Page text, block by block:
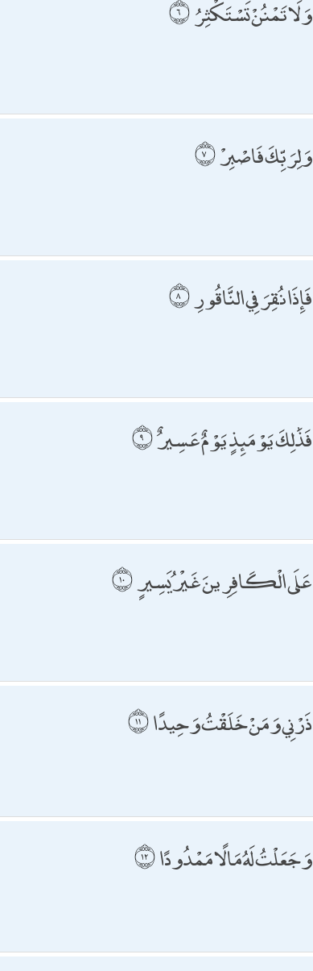
وَلَا تَمْنُنْ تَسْتَكْثِرُ
وَلِرَبِّكَ فَاصْبِرْ
فَإِذَا نُقِرَ فِي النَّاقُورِ
فَذَٰلِكَ يَوْمَئِذٍ يَوْمٌ عَسِيرٌ
عَلَى الْكَافِرِينَ غَيْرُ يَسِيرٍ
ذَرْنِي وَمَنْ خَلَقْتُ وَحِيدًا
وَجَعَلْتُ لَهُ مَالًا مَمْدُودًا